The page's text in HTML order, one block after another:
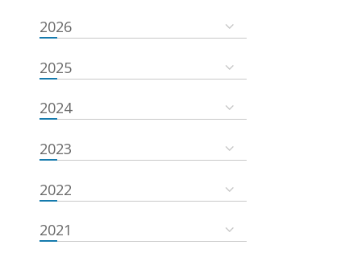
2026
2025
2024
2023
2022
2021